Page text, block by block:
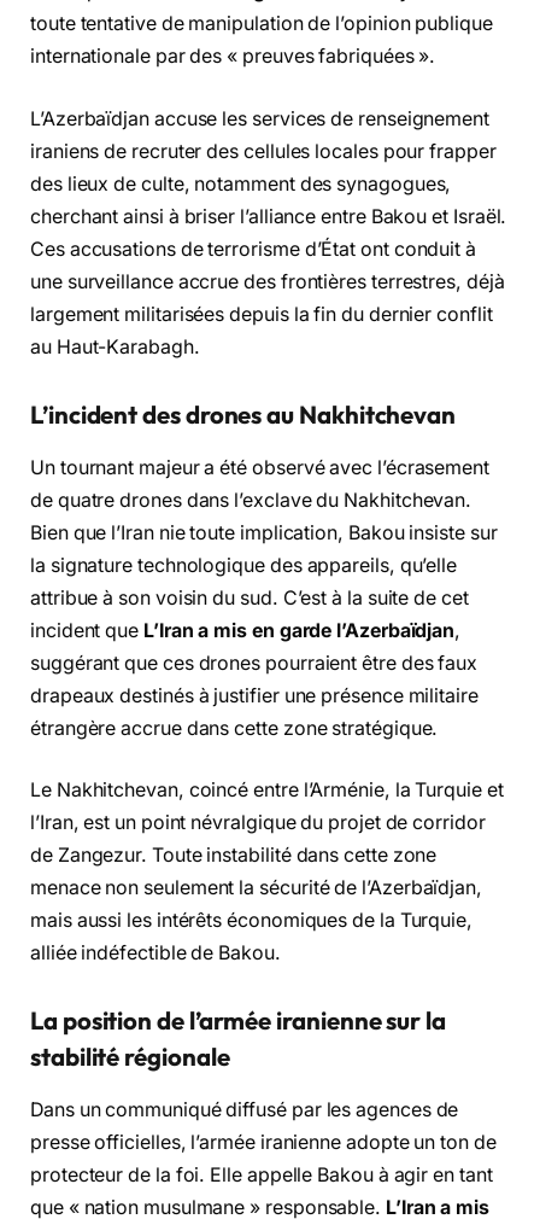
toute tentative de manipulation de l’opinion publique
internationale par des « preuves fabriquées ».
L’Azerbaïdjan accuse les services de renseignement
iraniens de recruter des cellules locales pour frapper
des lieux de culte, notamment des synagogues,
cherchant ainsi à briser l’alliance entre Bakou et Israël.
Ces accusations de terrorisme d’État ont conduit à
une surveillance accrue des frontières terrestres, déjà
largement militarisées depuis la fin du dernier conflit
au Haut-Karabagh.
L’incident des drones au Nakhitchevan
Un tournant majeur a été observé avec l’écrasement
de quatre drones dans l’exclave du Nakhitchevan.
Bien que l’Iran nie toute implication, Bakou insiste sur
la signature technologique des appareils, qu’elle
attribue à son voisin du sud. C’est à la suite de cet
incident que L’Iran a mis en garde l’Azerbaïdjan,
suggérant que ces drones pourraient être des faux
drapeaux destinés à justifier une présence militaire
étrangère accrue dans cette zone stratégique.
Le Nakhitchevan, coincé entre l’Arménie, la Turquie et
l’Iran, est un point névralgique du projet de corridor
de Zangezur. Toute instabilité dans cette zone
menace non seulement la sécurité de l’Azerbaïdjan,
mais aussi les intérêts économiques de la Turquie,
alliée indéfectible de Bakou.
La position de l’armée iranienne sur la
stabilité régionale
Dans un communiqué diffusé par les agences de
presse officielles, l’armée iranienne adopte un ton de
protecteur de la foi. Elle appelle Bakou à agir en tant
que « nation musulmane » responsable. L’Iran a mis